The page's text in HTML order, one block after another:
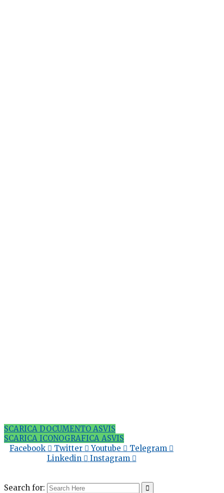
SCARICA DOCUMENTO ASVIS
SCARICA ICONOGRAFICA ASVIS
Facebook
Twitter Youtube
Telegram
Linkedin
Instagram
Search for: